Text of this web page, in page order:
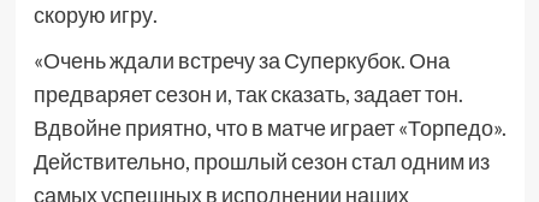
скорую игру.
«Очень ждали встречу за Суперкубок. Она
предваряет сезон и, так сказать, задает тон.
Вдвойне приятно, что в матче играет «Торпедо».
Действительно, прошлый сезон стал одним из
самых успешных в исполнении наших